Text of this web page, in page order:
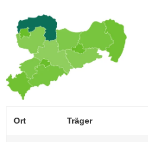
Ort Träger